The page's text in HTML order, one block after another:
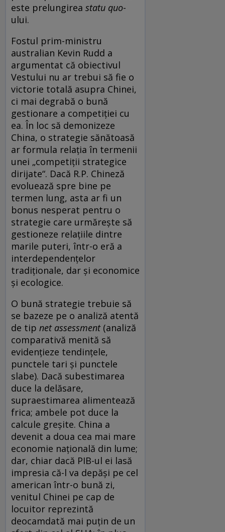
este prelungirea statu quo-
ului.
Fostul prim-ministru
australian Kevin Rudd a
argumentat că obiectivul
Vestului nu ar trebui să fie o
victorie totală asupra Chinei,
ci mai degrabă o bună
gestionare a competiției cu
ea. În loc să demonizeze
China, o strategie sănătoasă
ar formula relația în termenii
unei „competiții strategice
dirijate“. Dacă R.P. Chineză
evoluează spre bine pe
termen lung, asta ar fi un
bonus nesperat pentru o
strategie care urmărește să
gestioneze relațiile dintre
marile puteri, într-o eră a
interdependențelor
tradiționale, dar și economice
și ecologice.
O bună strategie trebuie să
se bazeze pe o analiză atentă
de tip net assessment(analiză
comparativă menită să
evidențieze tendințele,
punctele tari și punctele
slabe). Dacă subestimarea
duce la delăsare,
supraestimarea alimentează
frica; ambele pot duce la
calcule greșite. China a
devenit a doua cea mai mare
economie națională din lume;
dar, chiar dacă PIB-ul ei lasă
impresia că-l va depăși pe cel
american într-o bună zi,
venitul Chinei pe cap de
locuitor reprezintă
deocamdată mai puțin de un